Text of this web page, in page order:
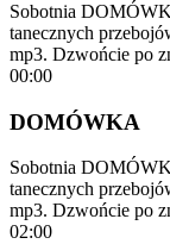
Sobotnia
tanecznych
mp3. Dzwońcie po
00:00
DOMÓWKA
Sobotnia
tanecznych
mp3. Dzwońcie po
02:00